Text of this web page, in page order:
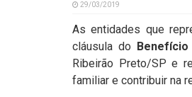
29/03/2019
As entidades que
cláusula do
Ribeirão Preto/SP e
familiar e contribuir na